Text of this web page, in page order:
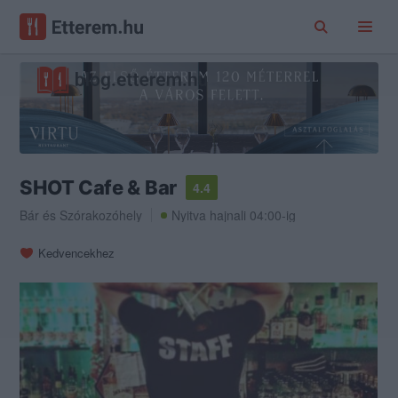
SHOT Cafe & Bar
4.4
Bár és Szórakozóhely Nyitva hajnali 04:00-ig
Kedvencekhez